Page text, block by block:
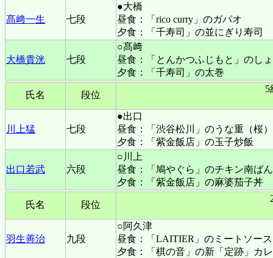
髙﨑一生 七段
●大橋
昼食：「rico curry」のガパオ
夕食：「千寿司」の並にぎり寿司
大橋貴洸 七段
○髙﨑
昼食：「とんかつふじもと」のし
夕食：「千寿司」の太巻
氏名 段位
5
川上猛 七段
●出口
昼食：「渋谷松川」のうな重（桜）
夕食：「紫金飯店」の玉子炒飯
出口若武 六段
○川上
昼食：「鳩やぐら」のチキン南ば
夕食：「紫金飯店」の麻婆茄子丼
氏名 段位
羽生善治 九段
○阿久津
昼食：「LAITIER」のミートソー
夕食：「棋の音」の新「定跡」カ